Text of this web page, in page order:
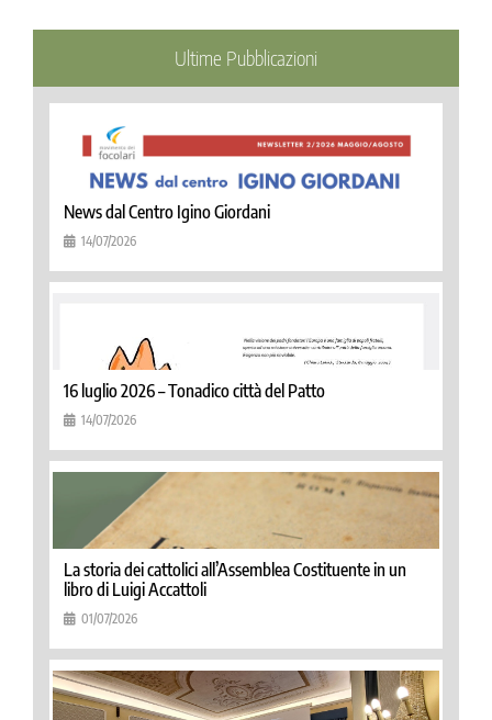
Ultime Pubblicazioni
News dal Centro Igino Giordani
14/07/2026
16 luglio 2026 – Tonadico città del Patto
14/07/2026
La storia dei cattolici all’Assemblea Costituente in un
libro di Luigi Accattoli
01/07/2026